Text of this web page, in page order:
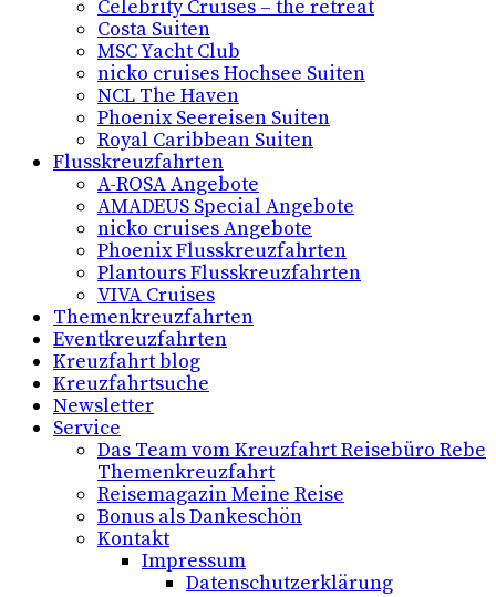
Celebrity Cruises – the retreat
Costa Suiten
MSC Yacht Club
nicko cruises Hochsee Suiten
NCL The Haven
Phoenix Seereisen Suiten
Royal Caribbean Suiten
Flusskreuzfahrten
A-ROSA Angebote
AMADEUS Special Angebote
nicko cruises Angebote
Phoenix Flusskreuzfahrten
Plantours Flusskreuzfahrten
VIVA Cruises
Themenkreuzfahrten
Eventkreuzfahrten
Kreuzfahrt blog
Kreuzfahrtsuche
Newsletter
Service
Das Team vom Kreuzfahrt Reisebüro Rebe
Themenkreuzfahrt
Reisemagazin Meine Reise
Bonus als Dankeschön
Kontakt
Impressum
Datenschutzerklärung